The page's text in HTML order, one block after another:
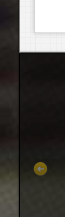
определения
с нечетко